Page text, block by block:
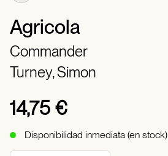
Agricola
Commander
Turney, Simon
14,75 €
Disponibilidad inmediata (en stock)